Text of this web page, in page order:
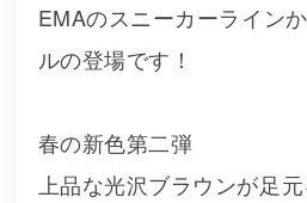
EMAのスニーカーライン
ルの登場です！
春の新色第二弾
上品な光沢ブラウンが足